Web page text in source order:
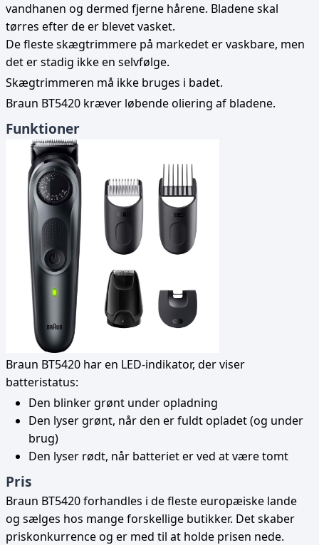
vandhanen og dermed fjerne hårene. Bladene skal
tørres efter de er blevet vasket.
De fleste skægtrimmere på markedet er vaskbare, men
det er stadig ikke en selvfølge.
Skægtrimmeren må ikke bruges i badet.
Braun BT5420 kræver løbende oliering af bladene.
Funktioner
Braun BT5420 har en LED-indikator, der viser
batteristatus:
Den blinker grønt under opladning
Den lyser grønt, når den er fuldt opladet (og under
brug)
Den lyser rødt, når batteriet er ved at være tomt
Pris
Braun BT5420 forhandles i de fleste europæiske lande
og sælges hos mange forskellige butikker. Det skaber
priskonkurrence og er med til at holde prisen nede.